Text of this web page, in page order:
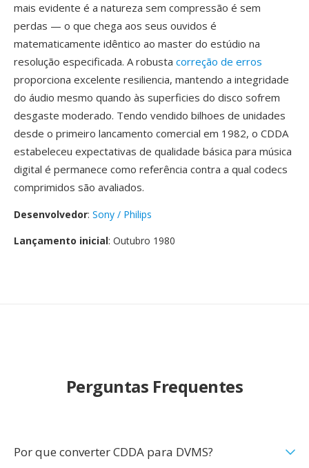
mais evidente é a natureza sem compressão é sem
perdas — o que chega aos seus ouvidos é
matematicamente idêntico ao master do estúdio na
resolução especificada. A robusta correção de erros
proporciona excelente resiliencia, mantendo a integridade
do áudio mesmo quando às superficies do disco sofrem
desgaste moderado. Tendo vendido bilhoes de unidades
desde o primeiro lancamento comercial em 1982, o CDDA
estabeleceu expectativas de qualidade básica para música
digital é permanece como referência contra a qual codecs
comprimidos são avaliados.
Desenvolvedor: Sony / Philips
Lançamento inicial: Outubro 1980
Perguntas Frequentes
Por que converter CDDA para DVMS?